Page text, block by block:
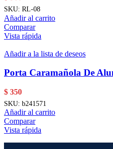
SKU: RL-08
Añadir al carrito
Comparar
Vista rápida
Añadir a la lista de deseos
Porta Caramañola De
$ 350
SKU: b241571
Añadir al carrito
Comparar
Vista rápida